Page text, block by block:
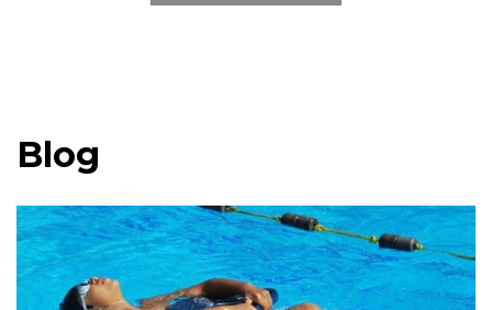
Blog